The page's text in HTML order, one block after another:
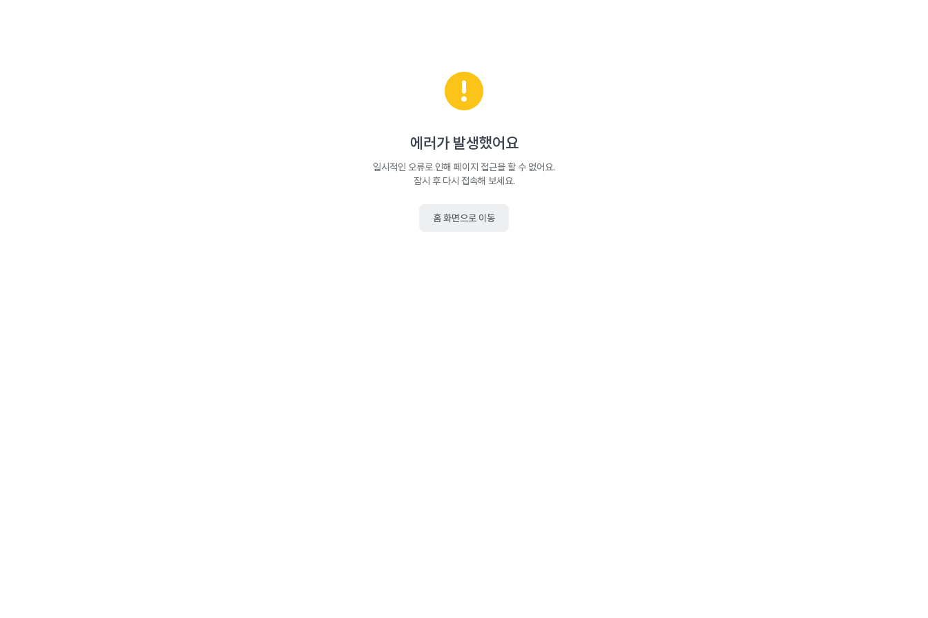
에러가 발생했어요
일시적인 오류로 인해 페이지 접근을 할 수 없어요.
잠시 후 다시 접속해 보세요.
홈 화면으로 이동